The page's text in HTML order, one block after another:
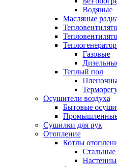
Водяные
Масляные
Газовые
Теплый пол
Осушители воздуха
Бытовые
Сушилки для рук
Отопление
Котлы
Стальные